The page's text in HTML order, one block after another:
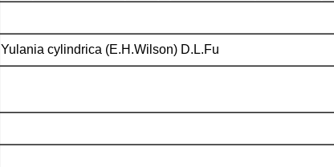
Yulania cylindrica (E.H.Wilson) D.L.Fu